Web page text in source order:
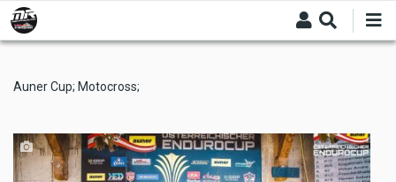
Skip
to
main
Auner Cup; Motocross;